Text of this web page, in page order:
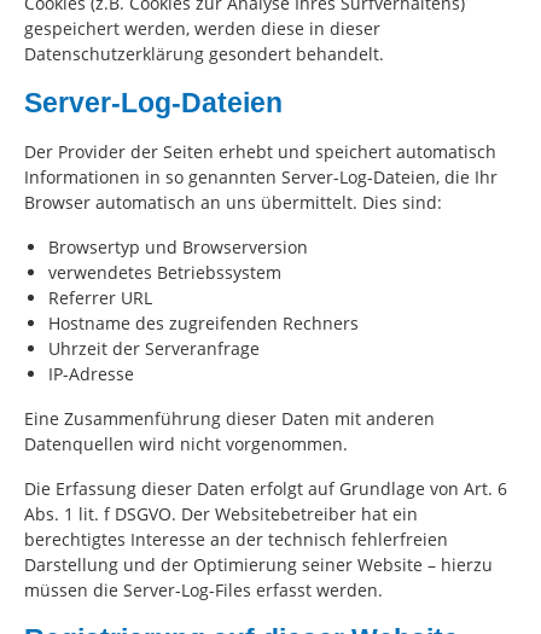
gespeichert werden, werden diese in dieser
Datenschutzerklärung gesondert behandelt.
Server-Log-Dateien
Der Provider der Seiten erhebt und speichert automatisch
Informationen in so genannten Server-Log-Dateien, die Ihr
Browser automatisch an uns übermittelt. Dies sind:
Browsertyp und Browserversion
verwendetes Betriebssystem
Referrer URL
Hostname des zugreifenden Rechners
Uhrzeit der Serveranfrage
IP-Adresse
Eine Zusammenführung dieser Daten mit anderen
Datenquellen wird nicht vorgenommen.
Die Erfassung dieser Daten erfolgt auf Grundlage von Art. 6
Abs. 1 lit. f DSGVO. Der Websitebetreiber hat ein
berechtigtes Interesse an der technisch fehlerfreien
Darstellung und der Optimierung seiner Website – hierzu
müssen die Server-Log-Files erfasst werden.